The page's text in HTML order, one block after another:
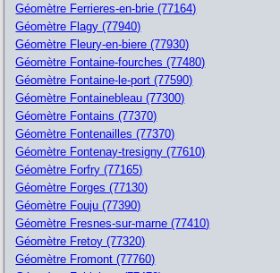
Géomètre Ferrieres-en-brie (77164)
Géomètre Flagy (77940)
Géomètre Fleury-en-biere (77930)
Géomètre Fontaine-fourches (77480)
Géomètre Fontaine-le-port (77590)
Géomètre Fontainebleau (77300)
Géomètre Fontains (77370)
Géomètre Fontenailles (77370)
Géomètre Fontenay-tresigny (77610)
Géomètre Forfry (77165)
Géomètre Forges (77130)
Géomètre Fouju (77390)
Géomètre Fresnes-sur-marne (77410)
Géomètre Fretoy (77320)
Géomètre Fromont (77760)